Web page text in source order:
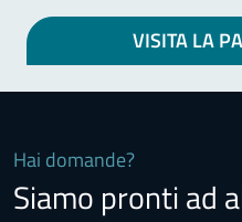
VISITA LA
Hai domande?
Siamo pronti ad